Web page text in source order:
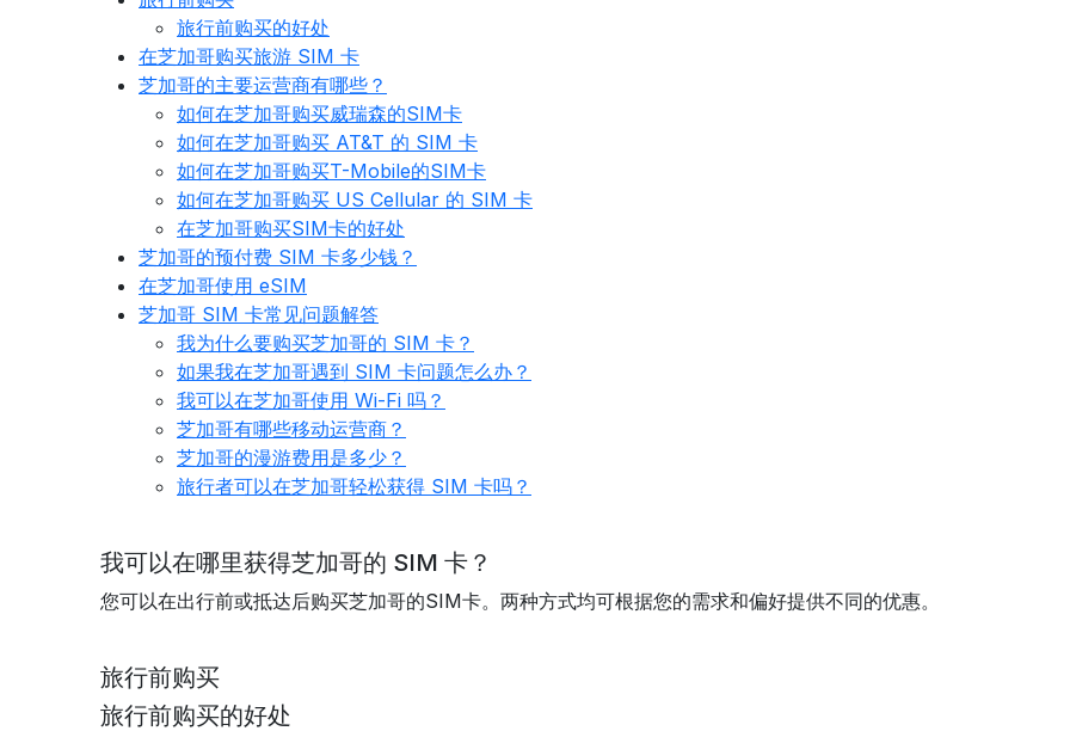
旅行前购买的好处
在芝加哥购买旅游 SIM 卡
芝加哥的主要运营商有哪些？
如何在芝加哥购买威瑞森的SIM卡
如何在芝加哥购买 AT&T 的 SIM 卡
如何在芝加哥购买T-Mobile的SIM卡
如何在芝加哥购买 US Cellular 的 SIM 卡
在芝加哥购买SIM卡的好处
芝加哥的预付费 SIM 卡多少钱？
在芝加哥使用 eSIM
芝加哥 SIM 卡常见问题解答
我为什么要购买芝加哥的 SIM 卡？
如果我在芝加哥遇到 SIM 卡问题怎么办？
我可以在芝加哥使用 Wi-Fi 吗？
芝加哥有哪些移动运营商？
芝加哥的漫游费用是多少？
旅行者可以在芝加哥轻松获得 SIM 卡吗？
我可以在哪里获得芝加哥的 SIM 卡？
您可以在出行前或抵达后购买芝加哥的SIM卡。两种方式均可根据您的需求和偏好提供不同的优惠。
旅行前购买
旅行前购买的好处